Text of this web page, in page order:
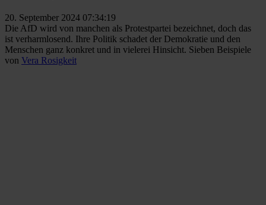
20. September 2024 07:34:19
Die AfD wird von manchen als Protestpartei bezeichnet, doch das
ist verharmlosend. Ihre Politik schadet der Demokratie und den
Menschen ganz konkret und in vielerei Hinsicht. Sieben Beispiele
von Vera Rosigkeit